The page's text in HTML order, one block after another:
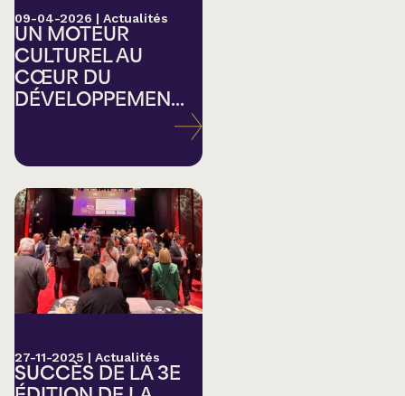
09-04-2026 | Actualités
UN MOTEUR
CULTUREL AU
CŒUR DU
DÉVELOPPEMEN...
27-11-2025 | Actualités
SUCCÈS DE LA 3E